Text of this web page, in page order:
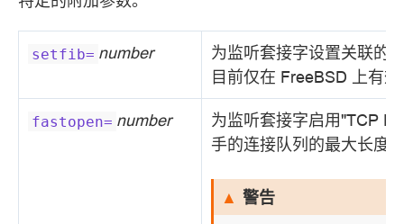
setfib= number
为监听套接字设置关联的
目前仅在 FreeBSD 上有效
fastopen= number
为监听套接字启用"TCP
手的连接队列的最大长度
警告